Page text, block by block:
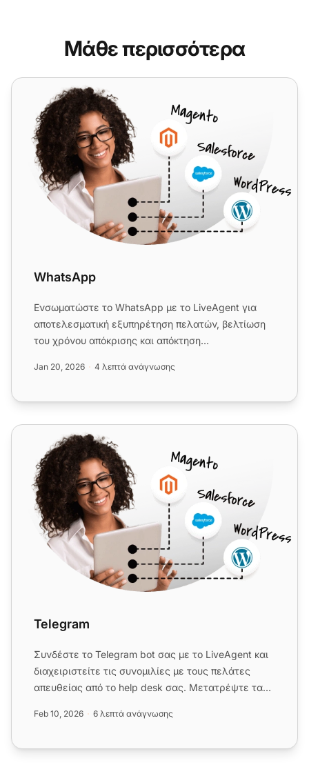
Μάθε περισσότερα
WhatsApp
WhatsApp
Ενσωματώστε το WhatsApp με το LiveAgent για
αποτελεσματική εξυπηρέτηση πελατών, βελτίωση
του χρόνου απόκρισης και απόκτηση
Jan 20, 2026 4 λεπτά ανάγνωσης
Telegram
Telegram
Συνδέστε το Telegram bot σας με το LiveAgent και
διαχειριστείτε τις συνομιλίες με τους πελάτες
απευθείας από το help desk σας. Μετατρέψτε τα
Feb 10, 2026 6 λεπτά ανάγνωσης